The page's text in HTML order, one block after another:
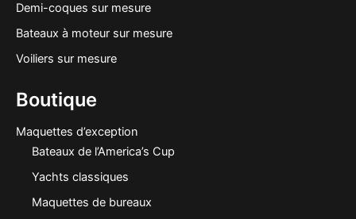
Demi-coques sur mesure
Bateaux à moteur sur mesure
Voiliers sur mesure
Boutique
Maquettes d’exception
Bateaux de l’America’s Cup
Yachts classiques
Maquettes de bureaux